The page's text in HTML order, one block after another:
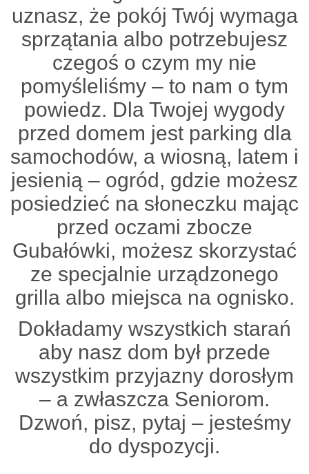
uznasz, że pokój Twój wymaga
sprzątania albo potrzebujesz
czegoś o czym my nie
pomyśleliśmy – to nam o tym
powiedz. Dla Twojej wygody
przed domem jest parking dla
samochodów, a wiosną, latem i
jesienią – ogród, gdzie możesz
posiedzieć na słoneczku mając
przed oczami zbocze
Gubałówki, możesz skorzystać
ze specjalnie urządzonego
grilla albo miejsca na ognisko.
Dokładamy wszystkich starań
aby nasz dom był przede
wszystkim przyjazny dorosłym
– a zwłaszcza Seniorom.
Dzwoń, pisz, pytaj – jesteśmy
do dyspozycji.